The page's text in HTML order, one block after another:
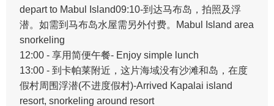
depart to Mabul Island09:10-到达马布岛，拍照及浮
潜。如需到马布岛水屋需另外付费。Mabul Island area
snorkeling
12:00 - 享用简便午餐- Enjoy simple lunch
13:00 - 到卡帕莱附近，这片海域没有沙滩和岛，在度
假村周围浮潜(不进度假村)-Arrived Kapalai island
resort, snorkeling around resort